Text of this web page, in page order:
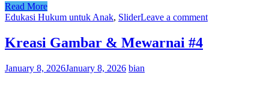
Read More
Edukasi Hukum untuk Anak, SliderLeave a comment
Kreasi Gambar & Mewarnai #4
January 8, 2026January 8, 2026 bian